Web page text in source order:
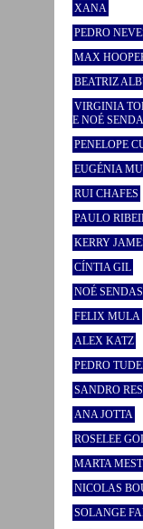
XANA
PEDRO
MAX
BEATRIZ
VIRGINIA
E NOÉ
PENELOPE
EUGÉNIA
RUI CHAFES
PAULO
KERRY
CÍNTIA GIL
NOÉ SENDAS
FELIX MULA
ALEX KATZ
PEDRO
SANDRO
ANA JOTTA
ROSELEE
MARTA
NICOLAS
SOLANGE